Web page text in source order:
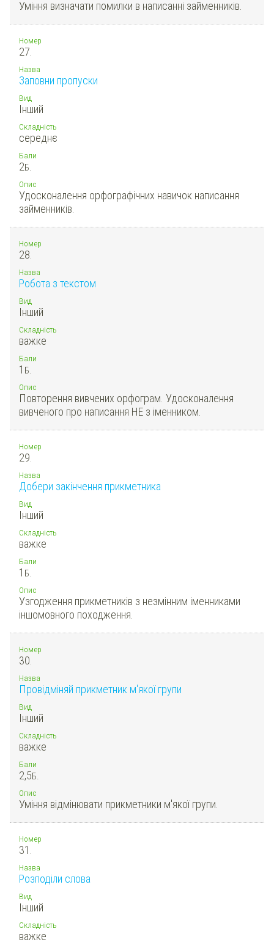
Уміння визначати помилки в написанні займенників.
Номер
27.
Назва
Заповни пропуски
Вид
Інший
Складність
середнє
Бали
2Б.
Опис
Удосконалення орфографічних навичок написання
займенників.
Номер
28.
Назва
Робота з текстом
Вид
Інший
Складність
важке
Бали
1 Б.
Опис
Повторення вивчених орфограм. Удосконалення
вивченого про написання НЕ з іменником.
Номер
29.
Назва
Добери закінчення прикметника
Вид
Інший
Складність
важке
Бали
1 Б.
Опис
Узгодження прикметників з незмінним іменниками
іншомовного походження.
Номер
30.
Назва
Провідміняй прикметник м'якої групи
Вид
Інший
Складність
важке
Бали
2,5Б.
Опис
Уміння відмінювати прикметники м'якої групи.
Номер
31.
Назва
Розподіли слова
Вид
Інший
Складність
важке